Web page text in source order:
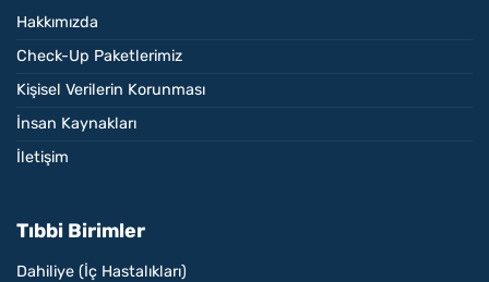
Hakkımızda
Check-Up Paketlerimiz
Kişisel Verilerin Korunması
İnsan Kaynakları
İletişim
Tıbbi Birimler
Dahiliye (İç Hastalıkları)